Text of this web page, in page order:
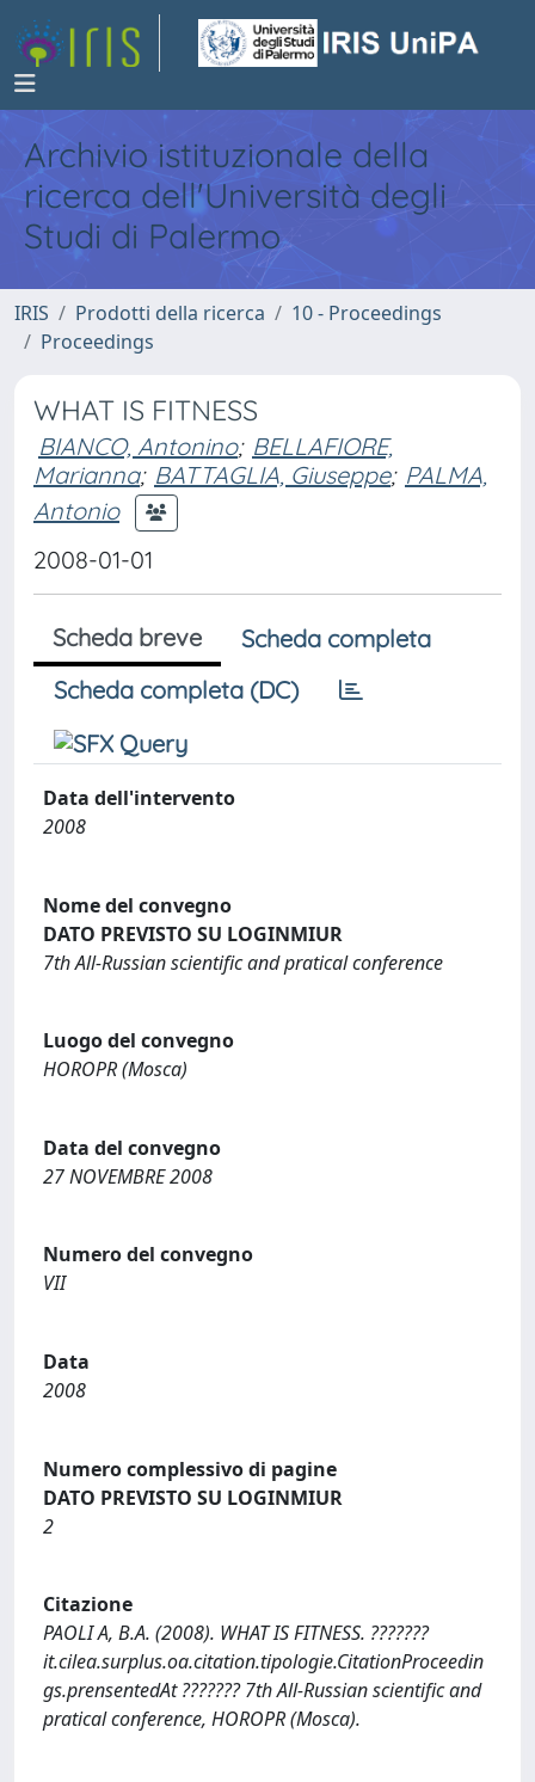
Archivio istituzionale della
ricerca dell'Università degli
Studi di Palermo
IRIS Prodotti della ricerca
10 - Proceedings
Proceedings
WHAT IS FITNESS
BIANCO, Antonino; BELLAFIORE,
Marianna; BATTAGLIA, Giuseppe; PALMA,
Antonio
2008-01-01
Scheda breve
Scheda completa
Scheda completa (DC)
Data dell'intervento
2008
Nome del convegno
DATO PREVISTO SU LOGINMIUR
7th All-Russian scientific and pratical conference
Luogo del convegno
HOROPR (Mosca)
Data del convegno
27 NOVEMBRE 2008
Numero del convegno
VII
Data
2008
Numero complessivo di pagine
DATO PREVISTO SU LOGINMIUR
2
Citazione
PAOLI A, B.A. (2008). WHAT IS FITNESS. ???????
it.cilea.surplus.oa.citation.tipologie.CitationProceedin
gs.prensentedAt ??????? 7th All-Russian scientific and
pratical conference, HOROPR (Mosca).